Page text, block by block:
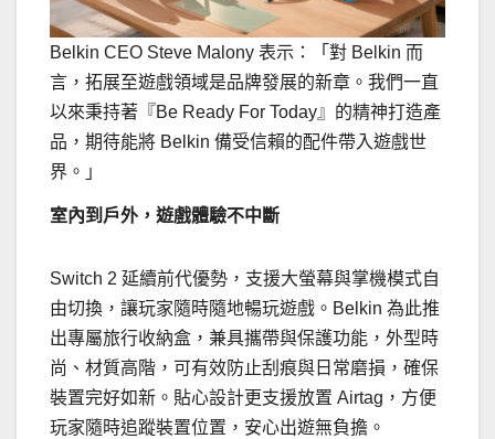
Belkin CEO Steve Malony 表示：「對 Belkin 而
言，拓展至遊戲領域是品牌發展的新章。我們一直
以來秉持著『Be Ready For Today』的精神打造產
品，期待能將 Belkin 備受信賴的配件帶入遊戲世
界。」
室內到戶外，遊戲體驗不中斷
Switch 2 延續前代優勢，支援大螢幕與掌機模式自
由切換，讓玩家隨時隨地暢玩遊戲。Belkin 為此推
出專屬旅行收納盒，兼具攜帶與保護功能，外型時
尚、材質高階，可有效防止刮痕與日常磨損，確保
裝置完好如新。貼心設計更支援放置 Airtag，方便
玩家隨時追蹤裝置位置，安心出遊無負擔。